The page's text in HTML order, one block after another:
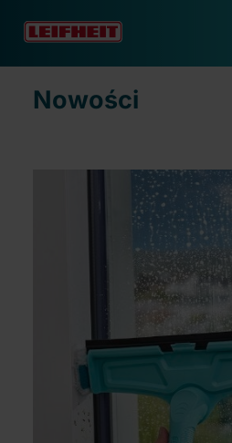
Przejdź do głównej zawartości
Nowości